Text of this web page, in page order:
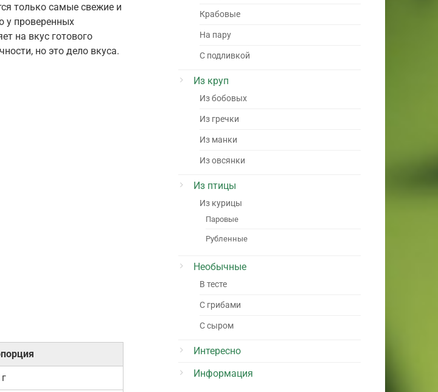
только самые свежие и
у проверенных
на вкус готового
но это дело вкуса.
Крабовые
На пару
С подливкой
Из круп
Из бобовых
Из гречки
Из манки
Из овсянки
Из птицы
Из курицы
Паровые
Рубленные
Необычные
В тесте
С грибами
С сыром
Интересно
Информация